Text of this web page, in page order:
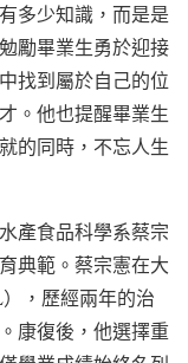
多少知識，而是是
勵畢業生勇於迎接
找到屬於自己的位
。他也提醒畢業生
的同時，不忘人生
產食品科學系蔡宗
典範。蔡宗憲在大
，歷經兩年的治
康復後，他選擇重